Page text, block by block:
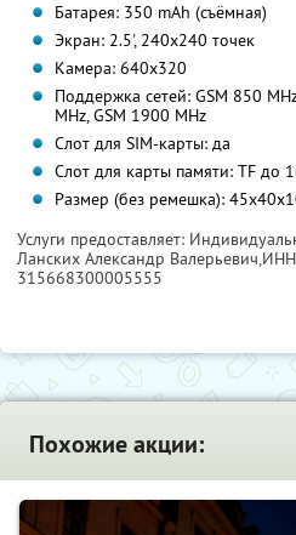
Батарея: 350 mAh (съёмная)
Экран: 2.5', 240х240 точек
Камера: 640х320
Поддержка сетей: GSM 850
MHz, GSM 1900 MHz
Слот для SIM-карты: да
Слот для карты памяти: TF до
Размер (без ремешка):
Услуги предоставляет:
Ланских Александр Валерьевич,
315668300005555
Похожие акции: